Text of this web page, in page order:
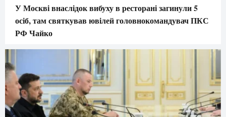
У Москві внаслідок вибуху в ресторані загинули 5
осіб, там святкував ювілей головнокомандувач ПКС
РФ Чайко